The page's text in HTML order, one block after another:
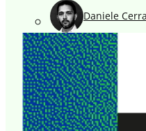
Daniele Cerra